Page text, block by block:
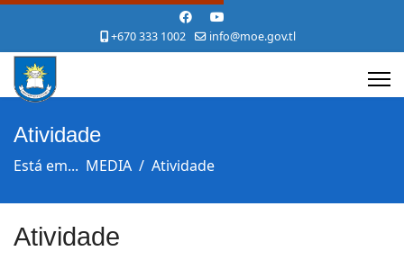
+670 333 1002 info@moe.gov.tl
Atividade
Está em... MEDIA Atividade
Atividade